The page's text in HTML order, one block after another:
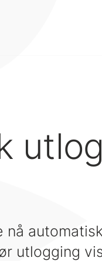
nå
utlogging